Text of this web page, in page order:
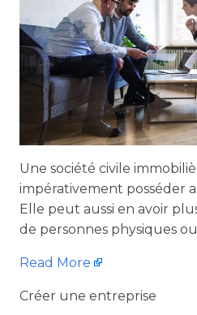
Une société civile
impérativement posséder
Elle peut aussi en avoir
de personnes physiques
Read More
Créer une entreprise